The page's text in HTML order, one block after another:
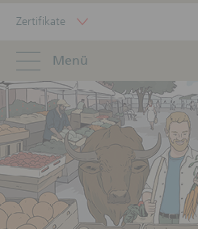
Zertifikate
Menü